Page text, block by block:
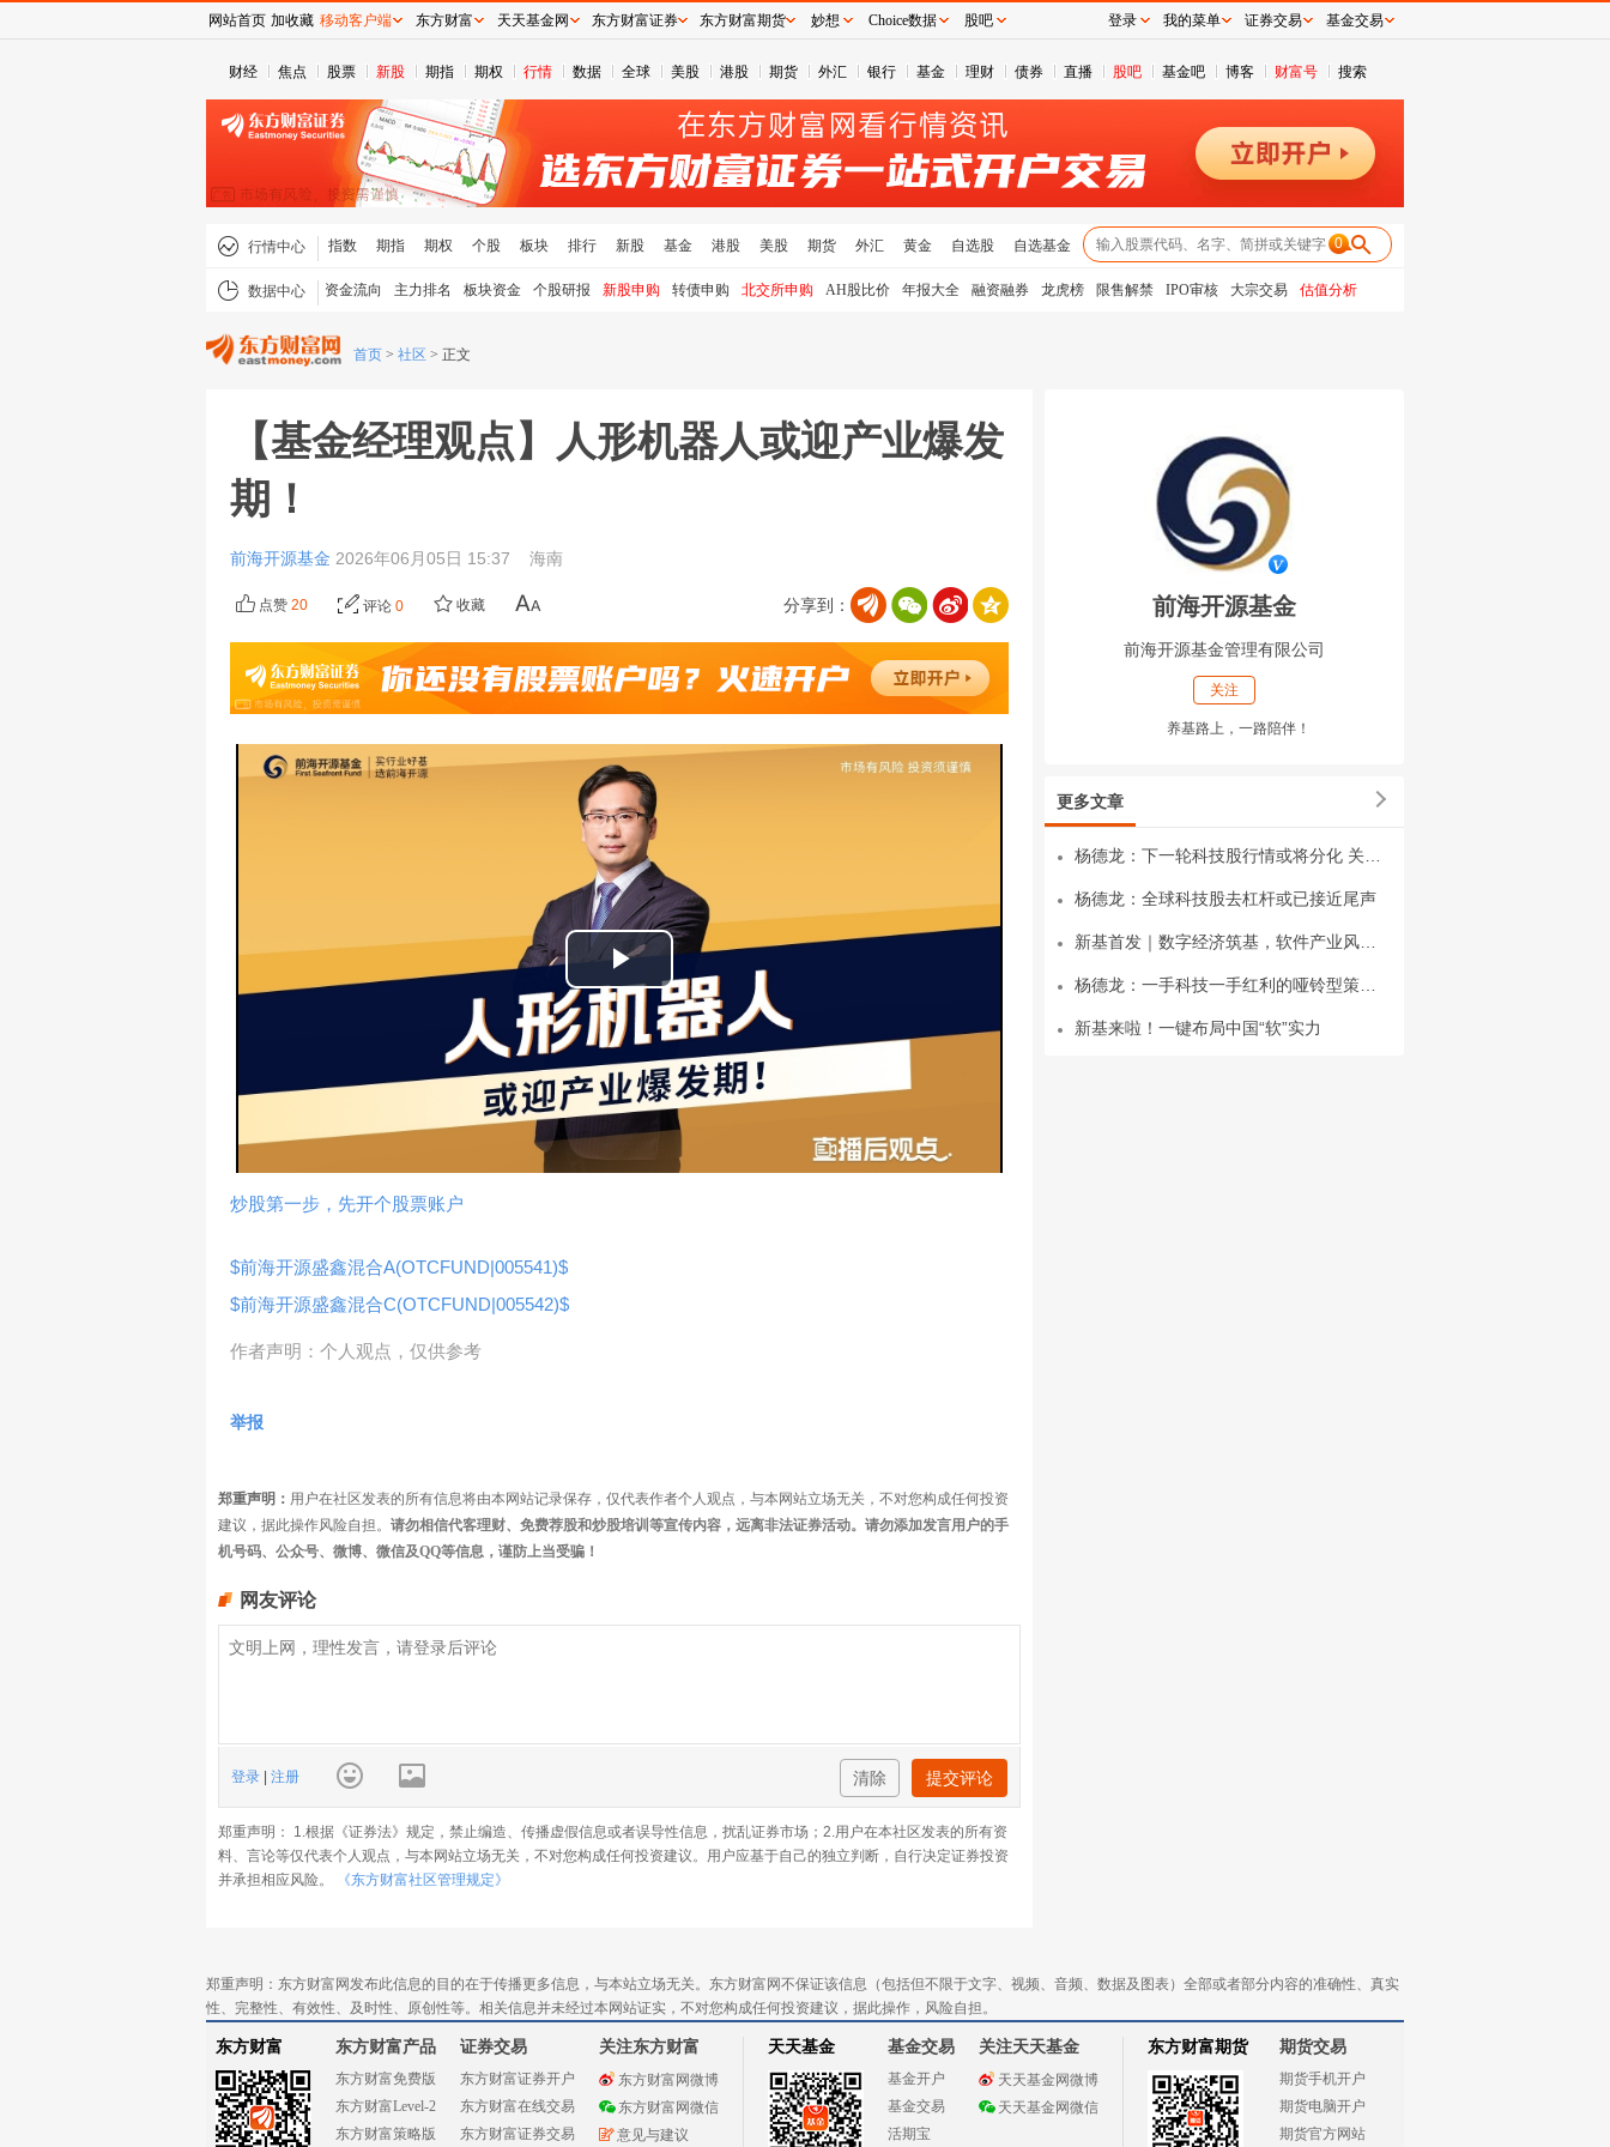
财经 焦点 股票 新股 期指 期权 行情 数据 全球 美股 港股 期货 外汇 银行 基金 理财 债券 直播 股吧 基金吧 博客 财富号 搜索
行情中心 指数 期指 期权 个股 板块 排行 新股 基金 港股 美股 期货 外汇 黄金 自选股 自选基金 0
数据中心 资金流向 主力排名 板块资金 个股研报 新股申购 转债申购 北交所申购 AH股比价 年报大全 融资融券 龙虎榜 限售解禁 IPO审核 大宗交易 估值分析
首页 > 社区 > 正文
【基金经理观点】人形机器人或迎产业爆发
期！
前海开源基金 2026年06月05日 15:37 海南
分享到：
点赞 20 评论 0 收藏
播
放
视
频
炒股第一步，先开个股票账户
$前海开源盛鑫混合A(OTCFUND|005541)$
$前海开源盛鑫混合C(OTCFUND|005542)$
作者声明：个人观点，仅供参考
举报
郑重声明： 用户在社区发表的所有信息将由本网站记录保存，仅代表作者个人观点，与本网站立场无关，不对您构成任何投资
建议，据此操作风险自担。 请勿相信代客理财、免费荐股和炒股培训等宣传内容，远离非法证券活动。请勿添加发言用户的手
机号码、公众号、微博、微信及QQ等信息，谨防上当受骗！
网友评论
登录 注册 清除 提交评论
郑重声明： 1.根据《证券法》规定，禁止编造、传播虚假信息或者误导性信息，扰乱证券市场；2.用户在本社区发表的所有资
料、言论等仅代表个人观点，与本网站立场无关，不对您构成任何投资建议。用户应基于自己的独立判断，自行决定证券投资
并承担相应风险。
《东方财富社区管理规定》
前海开源基金
前海开源基金管理有限公司
关注
养基路上，一路陪伴！
更多文章
杨德龙：全球科技股去杠杆或已接近尾声
新基来啦！一键布局中国“软”实力
郑重声明：东方财富网发布此信息的目的在于传播更多信息，与本站立场无关。东方财富网不保证该信息（包括但不限于文字、视频、音频、数据及图表）全部或者部分内容的准确性、真实
性、完整性、有效性、及时性、原创性等。相关信息并未经过本网站证实，不对您构成任何投资建议，据此操作，风险自担。
东方财富 东方财富产品
东方财富免费版
东方财富Level-2
东方财富策略版
证券交易
东方财富证券开户
东方财富在线交易
东方财富证券交易
关注东方财富
东方财富网微博
东方财富网微信
意见与建议
天天基金 基金交易
基金开户
基金交易
活期宝
关注天天基金
天天基金网微博
天天基金网微信
东方财富期货 期货交易
期货手机开户
期货电脑开户
期货官方网站
网站首页 加收藏 移动客户端 东方财富 天天基金网 东方财富证券 东方财富期货 妙想 Choice数据 股吧 登录 我的菜单 证券交易 基金交易